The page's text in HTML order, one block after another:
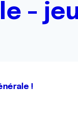
-
!